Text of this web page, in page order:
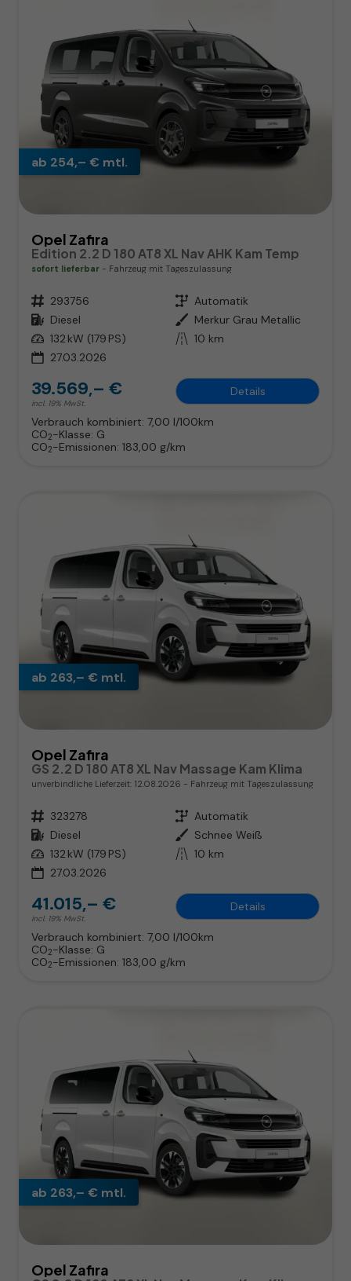
ab 254,– € mtl.
Opel Zafira
Edition 2.2 D 180 AT8 XL Nav AHK Kam Temp
sofort lieferbar Fahrzeug mit Tageszulassung
Fahrzeugnr. 293756 Getriebe Automatik
Kraftstoff Diesel Außenfarbe Merkur Grau Metallic
Leistung 132 kW (179 PS) Kilometerstand 10 km
27.03.2026
39.569,– €
incl. 19% MwSt.
Details
Verbrauch kombiniert: 7,00 l/100km
CO2-Klasse: G
CO2-Emissionen: 183,00 g/km
ab 263,– € mtl.
Opel Zafira
GS 2.2 D 180 AT8 XL Nav Massage Kam Klima
unverbindliche Lieferzeit: 12.08.2026 Fahrzeug mit Tageszulassung
Fahrzeugnr. 323278 Getriebe Automatik
Kraftstoff Diesel Außenfarbe Schnee Weiß
Leistung 132 kW (179 PS) Kilometerstand 10 km
27.03.2026
41.015,– €
incl. 19% MwSt.
Details
Verbrauch kombiniert: 7,00 l/100km
CO2-Klasse: G
CO2-Emissionen: 183,00 g/km
ab 263,– € mtl.
Opel Zafira